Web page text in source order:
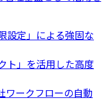
設定」による強固な
ト」を活用した高度
ワークフローの自動